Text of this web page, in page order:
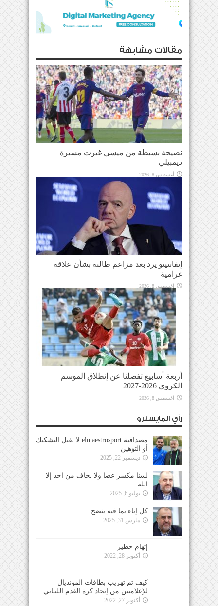
مقالات مشابهة
نصيحة بسيطة من ميسي غيرت مسيرة
ديمبيلي
أغسطس 8, 2026
إنفانتينو يرد بعد مزاعم طالته بشأن علاقة
غرامية
أغسطس 8, 2026
أربعة أسابيع تفصلنا عن إنطلاق الموسم
الكروي 2026-2027
أغسطس 8, 2026
رأي المايسترو
مصداقية elmaestrosport لا تقبل التشكيك
أو التوهين
ديسمبر 22, 2025
لسنا مكسر عصا ولا نخاف من احد إلا
الله
يوليو 6, 2025
كل إناء بما فيه ينضح
مارس 31, 2025
إتهام خطير
أكتوبر 28, 2022
كيف تم تهريب بطاقات المونديال
للإعلاميين من إتحاد كرة القدم اللبناني
أكتوبر 27, 2022